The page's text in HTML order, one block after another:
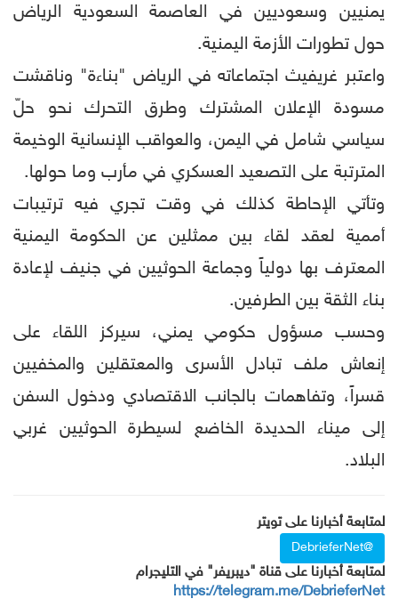
يمنيين وسعوديين في العاصمة السعودية الرياض
حول تطورات الأزمة اليمنية.
واعتبر غريفيث اجتماعاته في الرياض "بناءة" وناقشت
مسودة الإعلان المشترك وطرق التحرك نحو حلّ
سياسي شامل في اليمن، والعواقب الإنسانية الوخيمة
المترتبة على التصعيد العسكري في مأرب وما حولها.
وتأتي الإحاطة كذلك في وقت تجري فيه ترتيبات
أممية لعقد لقاء بين ممثلين عن الحكومة اليمنية
المعترف بها دولياً وجماعة الحوثيين في جنيف لإعادة
بناء الثقة بين الطرفين.
وحسب مسؤول حكومي يمني، سيركز اللقاء على
إنعاش ملف تبادل الأسرى والمعتقلين والمخفيين
قسراً، وتفاهمات بالجانب الاقتصادي ودخول السفن
إلى ميناء الحديدة الخاضع لسيطرة الحوثيين غربي
البلاد.
لمتابعة أخبارنا على تويتر
@DebrieferNet
لمتابعة أخبارنا على قناة "ديبريفر" في التليجرام
https://telegram.me/DebrieferNet